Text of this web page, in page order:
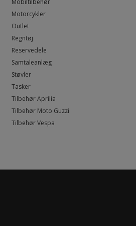
Mobiltilbehør
Motorcykler
Outlet
Regntøj
Reservedele
Samtaleanlæg
Støvler
Tasker
Tilbehør Aprilia
Tilbehør Moto Guzzi
Tilbehør Vespa